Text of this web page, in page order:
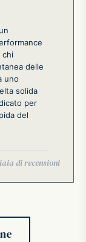
chi
delle
uno
solida
per
del